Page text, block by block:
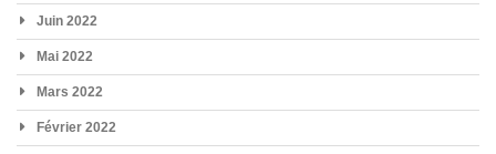
Juin 2022
Mai 2022
Mars 2022
Février 2022